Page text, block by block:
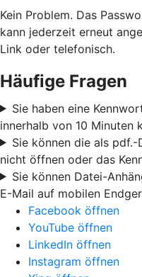
Kein Problem. Das
kann jederzeit erneut
Link oder telefonisch.
Häufige Fragen
Sie haben eine
innerhalb von 10 Minuten
Sie können die als
nicht öffnen oder das
Sie können Datei-
E-Mail auf mobilen
Facebook öffnen
YouTube öffnen
LinkedIn öffnen
Instagram öffnen